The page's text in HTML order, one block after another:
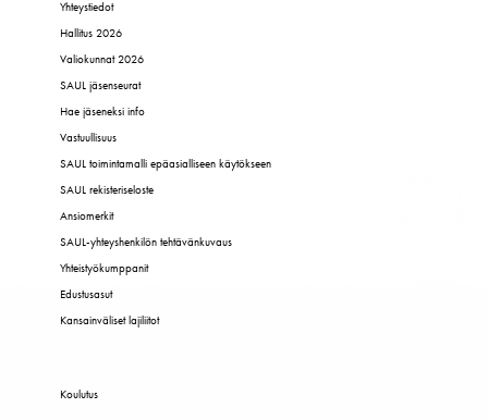
Yhteystiedot
Hallitus 2026
Valiokunnat 2026
SAUL jäsenseurat
Hae jäseneksi info
Vastuullisuus
SAUL toimintamalli epäasialliseen käytökseen
SAUL rekisteriseloste
Ansiomerkit
SAUL-yhteyshenkilön tehtävänkuvaus
Yhteistyökumppanit
Edustusasut
Kansainväliset lajiliitot
Koulutus